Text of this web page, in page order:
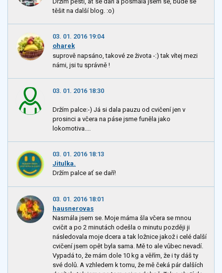
těšit na další blog. :o)
03. 01. 2016 19:04
oharek
suprově napsáno, takové ze života -:) tak vítej mezi
námi, jsi tu správně !
03. 01. 2016 18:30
Držím palce:-) Já si dala pauzu od cvičení jen v
prosinci a včera na páse jsme funěla jako
lokomotiva....
03. 01. 2016 18:13
Jitulka.
Držím palce ať se daří!
03. 01. 2016 18:01
hausnerovas
Nasmála jsem se. Moje máma šla včera se mnou
cvičit a po 2 minutách odešla o minutu později ji
následovala moje dcera a tak ložnice jakož i celé další
cvičení jsem opět byla sama. Mě to ale vůbec nevadí.
Vypadá to, že mám dole 10 kg a věřím, že i ty dáš ty
své dolů. A vzhledem k tomu, že mě čeká pár dalších